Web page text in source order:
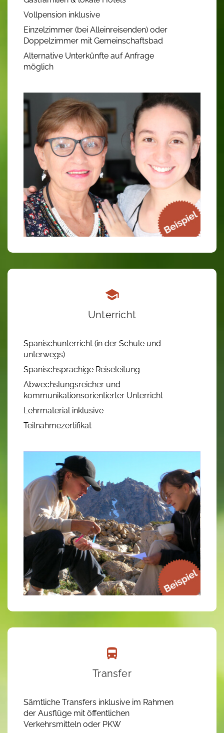
Vollpension inklusive
Einzelzimmer (bei Alleinreisenden) oder
Doppelzimmer mit Gemeinschaftsbad
Alternative Unterkünfte auf Anfrage
möglich
Unterricht
Spanischunterricht (in der Schule und
unterwegs)
Spanischsprachige Reiseleitung
Abwechslungsreicher und
kommunikationsorientierter Unterricht
Lehrmaterial inklusive
Teilnahmezertifikat
Transfer
Sämtliche Transfers inklusive im Rahmen
der Ausflüge mit öffentlichen
Verkehrsmitteln oder PKW